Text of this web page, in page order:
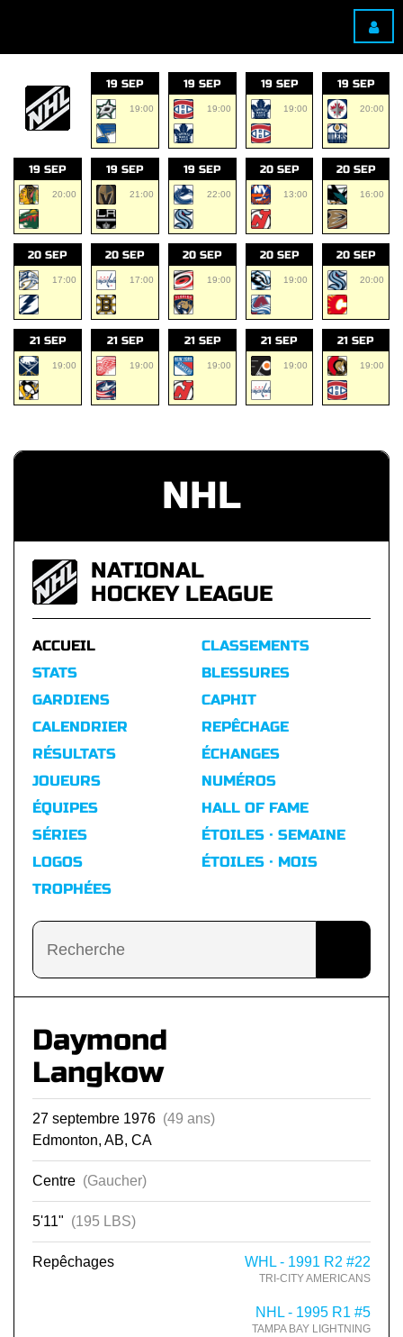
19 SEP
19:00
19 SEP
19:00
19 SEP
19:00
19 SEP
20:00
19 SEP
20:00
19 SEP
21:00
19 SEP
22:00
20 SEP
13:00
20 SEP
16:00
20 SEP
17:00
20 SEP
17:00
20 SEP
19:00
20 SEP
19:00
20 SEP
20:00
21 SEP
19:00
21 SEP
19:00
21 SEP
19:00
21 SEP
19:00
21 SEP
19:00
NHL
NATIONAL
HOCKEY LEAGUE
ACCUEIL
STATS
GARDIENS
CALENDRIER
RÉSULTATS
CLASSEMENTS
BLESSURES
CAPHIT
REPÊCHAGE
ÉCHANGES
JOUEURS
ÉQUIPES
SÉRIES
LOGOS
TROPHÉES
NUMÉROS
HALL OF FAME
ÉTOILES · SEMAINE
ÉTOILES · MOIS
Daymond
Langkow
27 septembre 1976 (49 ans)
Edmonton, AB, CA
Centre (Gaucher)
5'11" (195 LBS)
Repêchages WHL - 1991 R2 #22
TRI-CITY AMERICANS
NHL - 1995 R1 #5
TAMPA BAY LIGHTNING